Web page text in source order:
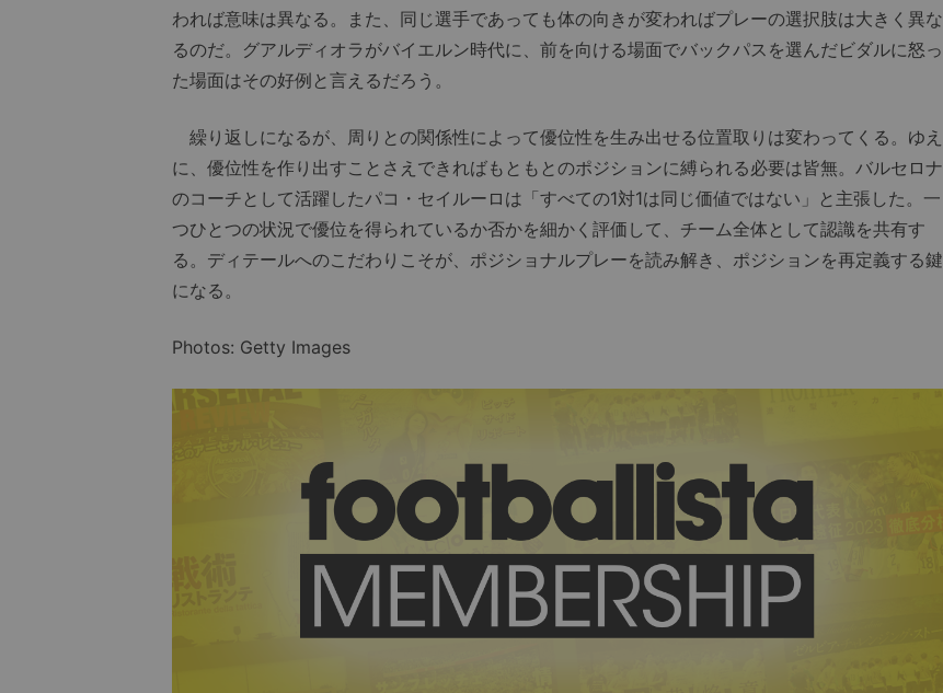
われば意味は異なる。また、同じ選手であっても体の向きが変わればプレーの選択肢は大きく異な
るのだ。グアルディオラがバイエルン時代に、前を向ける場面でバックパスを選んだビダルに怒っ
た場面はその好例と言えるだろう。
繰り返しになるが、周りとの関係性によって優位性を生み出せる位置取りは変わってくる。ゆえ
に、優位性を作り出すことさえできればもともとのポジションに縛られる必要は皆無。バルセロナ
のコーチとして活躍したパコ・セイルーロは「すべての1対1は同じ価値ではない」と主張した。一
つひとつの状況で優位を得られているか否かを細かく評価して、チーム全体として認識を共有す
る。ディテールへのこだわりこそが、ポジショナルプレーを読み解き、ポジションを再定義する鍵
になる。
Photos: Getty Images